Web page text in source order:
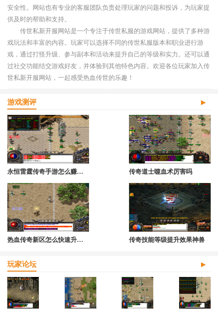
安全性。网站也有专业的客服团队负责处理玩家的问题和投诉，为玩家提
供及时的帮助和支持。
传世私新开服网站是一个专注于传世私服的游戏网站，提供了多种游
戏玩法和丰富的内容。玩家可以选择不同的传世私服版本和职业进行游
戏，通过打怪升级、参与副本和活动来提升自己的等级和实力。还可以通
过社交功能结交游戏好友，并体验到其他特色内容。欢迎各位玩家加入传
世私新开服网站，一起感受热血传世的乐趣！
游戏测评
永恒雷霆传奇手游怎么赚钱快 传奇道士噬血术厉害吗
热血传奇新区怎么快速升到40级 传奇技能等级提升效果神兽
玩家论坛